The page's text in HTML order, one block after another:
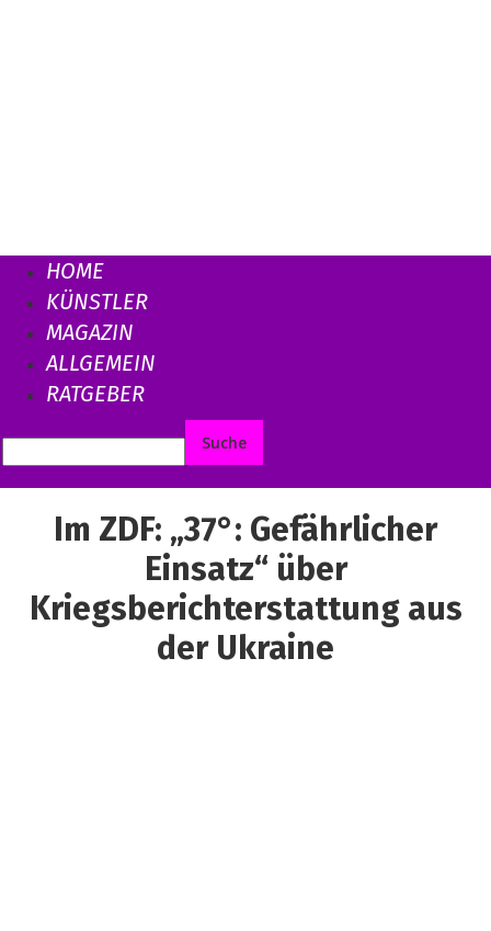
HOME
KÜNSTLER
MAGAZIN
ALLGEMEIN
RATGEBER
Im ZDF: „37°: Gefährlicher
Einsatz“ über
Kriegsberichterstattung aus
der Ukraine